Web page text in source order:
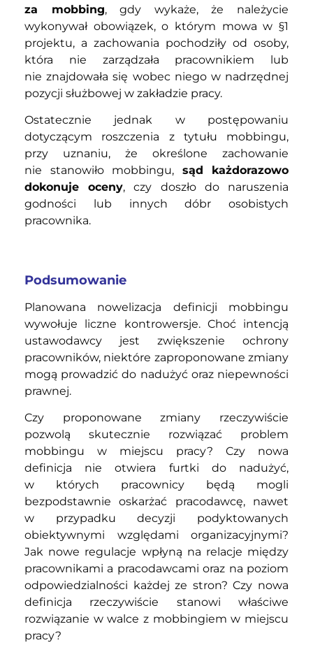
za mobbing, gdy wykaże, że należycie
wykonywał obowiązek, o którym mowa w §1
projektu, a zachowania pochodziły od osoby,
która nie zarządzała pracownikiem lub
nie znajdowała się wobec niego w nadrzędnej
pozycji służbowej w zakładzie pracy.
Ostatecznie jednak w postępowaniu
dotyczącym roszczenia z tytułu mobbingu,
przy uznaniu, że określone zachowanie
nie stanowiło mobbingu, sąd każdorazowo
dokonuje oceny, czy doszło do naruszenia
godności lub innych dóbr osobistych
pracownika.
Podsumowanie
Planowana nowelizacja definicji mobbingu
wywołuje liczne kontrowersje. Choć intencją
ustawodawcy jest zwiększenie ochrony
pracowników, niektóre zaproponowane zmiany
mogą prowadzić do nadużyć oraz niepewności
prawnej.
Czy proponowane zmiany rzeczywiście
pozwolą skutecznie rozwiązać problem
mobbingu w miejscu pracy? Czy nowa
definicja nie otwiera furtki do nadużyć,
w których pracownicy będą mogli
bezpodstawnie oskarżać pracodawcę, nawet
w przypadku decyzji podyktowanych
obiektywnymi względami organizacyjnymi?
Jak nowe regulacje wpłyną na relacje między
pracownikami a pracodawcami oraz na poziom
odpowiedzialności każdej ze stron? Czy nowa
definicja rzeczywiście stanowi właściwe
rozwiązanie w walce z mobbingiem w miejscu
pracy?